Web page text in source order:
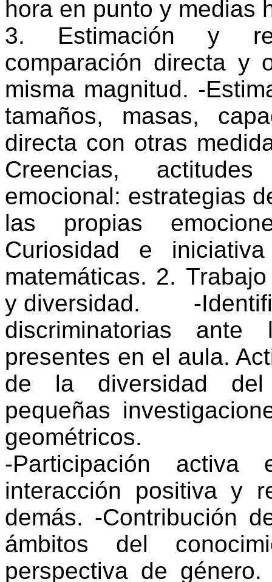
hora en punto y medias
3. Estimación y
comparación directa y
misma magnitud. -
tamaños, masas,
directa con otras
Creencias,
emocional: estrategias
las propias
Curiosidad e
matemáticas. 2.
y diversidad. -
discriminatorias ante
presentes en el aula.
de la diversidad del
pequeñas
geométricos.
-Participación
interacción positiva y
demás. -Contribución
ámbitos del
perspectiva de